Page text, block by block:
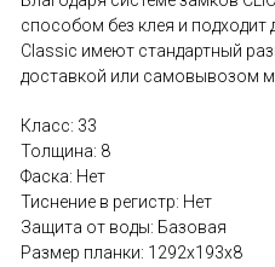
способом без клея и подходит
Classic имеют стандартный
доставкой или самовывозом
Класс: 33
Толщина: 8
Фаска: Нет
Тиснение в регистр: Нет
Защита от воды: Базовая
Размер планки: 1292x193х8